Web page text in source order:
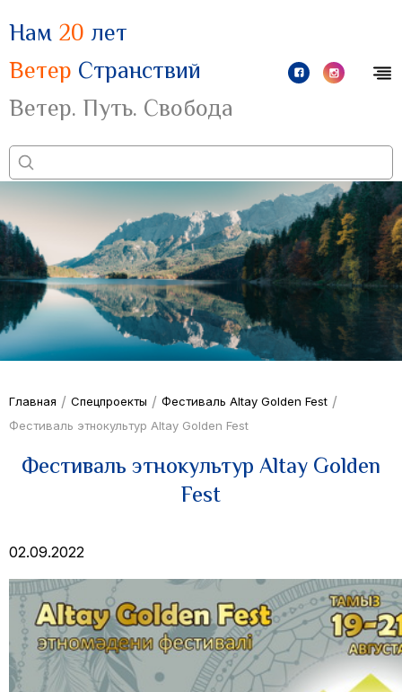
Нам 20 лет
Ветер Странствий
Ветер. Путь. Свобода
Главная / Спецпроекты / Фестиваль Altay Golden Fest /
Фестиваль этнокультур Altay Golden Fest
Фестиваль этнокультур Altay Golden
Fest
02.09.2022